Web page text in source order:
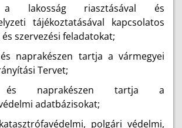
lakosság riasztásával és
tájékoztatásával kapcsolatos
szervezési feladatokat;
naprakészen tartja a vármegyei
Tervet;
és naprakészen tartja a
adatbázisokat;
polgári védelmi,